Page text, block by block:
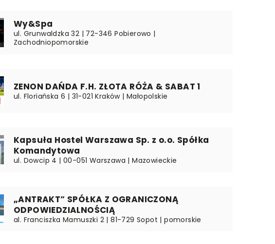
Wy&Spa
ul. Grunwaldzka 32 | 72-346 Pobierowo |
Zachodniopomorskie
ZENON DAŃDA F.H. ZŁOTA RÓŻA & SABAT 1
ul. Floriańska 6 | 31-021 Kraków | Małopolskie
Kapsuła Hostel Warszawa Sp. z o.o. Spółka
Komandytowa
ul. Dowcip 4 | 00-051 Warszawa | Mazowieckie
„ANTRAKT” SPÓŁKA Z OGRANICZONĄ
ODPOWIEDZIALNOŚCIĄ
al. Franciszka Mamuszki 2 | 81-729 Sopot | pomorskie